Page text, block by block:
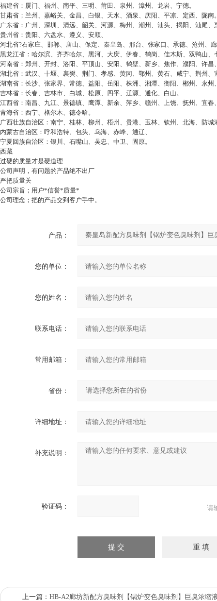
福建省：厦门、福州、南平、三明、莆田、泉州、漳州、龙岩、宁德。
甘肃省；兰州、嘉峪关、金昌、白银、天水、酒泉、庆阳、平凉、定西、陇南
广东省：广州、深圳、清远、韶关、河源、梅州、潮州、汕头、揭阳、汕尾
贵州省：贵阳、六盘水、遵义、安顺、
河北省?石家庄、邯郸、唐山、保定、秦皇岛、邢台、张家口、承德、沧州、
黑龙江省：哈尔滨、齐齐哈尔、黑河、大庆、伊春、鹤岗、佳木斯、双鸭山
河南省：郑州、开封、洛阳、平顶山、安阳、鹤壁、新乡、焦作、濮阳、许
湖北省：武汉、十堰、襄樊、荆门、孝感、黄冈、鄂州、黄石、咸宁、荆州、
湖南省：长沙、张家界、常德、益阳、岳阳、株洲、湘潭、衡阳、郴州、永州
吉林省：长春、吉林市、白城、松原、四平、辽源、通化、白山。
江西省：南昌、九江、景德镇、鹰潭、新余、萍乡、赣州、上饶、抚州、宜春
青海省：西宁、格尔木、德令哈。
广西壮族自治区：南宁、桂林、柳州、梧州、贵港、玉林、钦州、北海、防
内蒙古自治区：呼和浩特、包头、乌海、赤峰、通辽、
宁夏回族自治区：银川、石嘴山、吴忠、中卫、固原。
西藏
过硬的质量才是硬道理
公司声明，有问题的产品绝不出厂
严把质量关
公司宗旨；用户*信誉*质量*
公司理念；把的产品交到客户手中。
产品：
您的单位：
您的姓名：
联系电话：
常用邮箱：
省份：
详细地址：
补充说明：
验证码： 请
上一篇： HB-A2廊坊新配方臭味剂【锅炉变色臭味剂】巨臭浓缩